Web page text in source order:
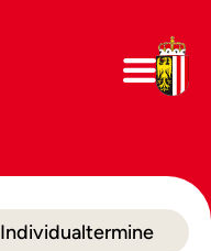
Individualtermine